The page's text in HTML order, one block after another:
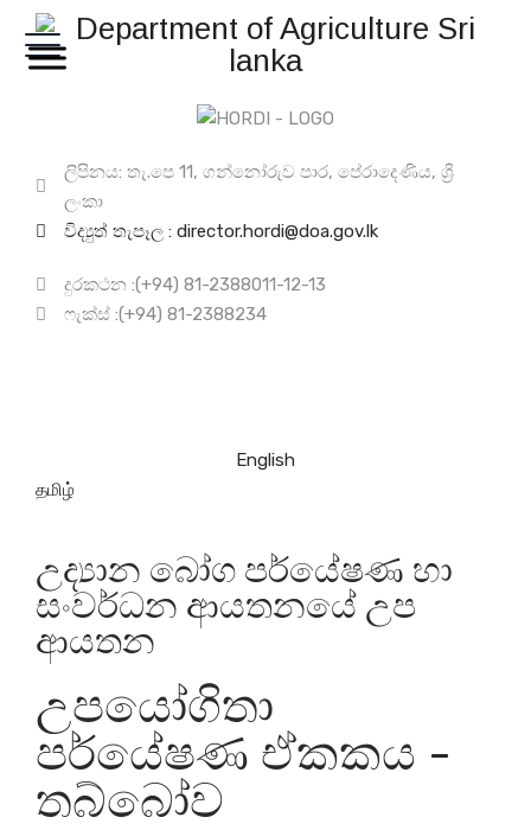
ලිපිනය: තැ.පෙ 11, ගන්නෝරුව පාර, පේරාදෙණිය, ශ්‍රී
ලංකා
විද්‍යුත් තැපෑල : director.hordi@doa.gov.lk
දුරකථන :(+94) 81-2388011-12-13
ෆැක්ස් :(+94) 81-2388234
English
தமிழ்
උද්‍යාන බෝග පර්යේෂණ හා
සංවර්ධන ආයතනයේ උප
ආයතන
උපයෝගිතා
පර්යේෂණ ඒකකය -
තබ්බෝව